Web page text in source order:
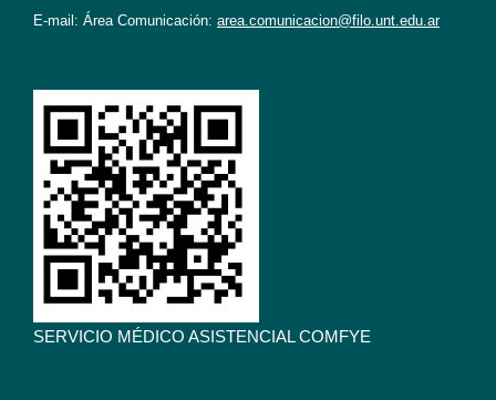
E-mail: Área Comunicación: area.comunicacion@filo.unt.edu.ar
SERVICIO MÉDICO ASISTENCIAL COMFYE